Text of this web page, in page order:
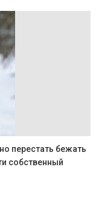
перестать бежать
собственный